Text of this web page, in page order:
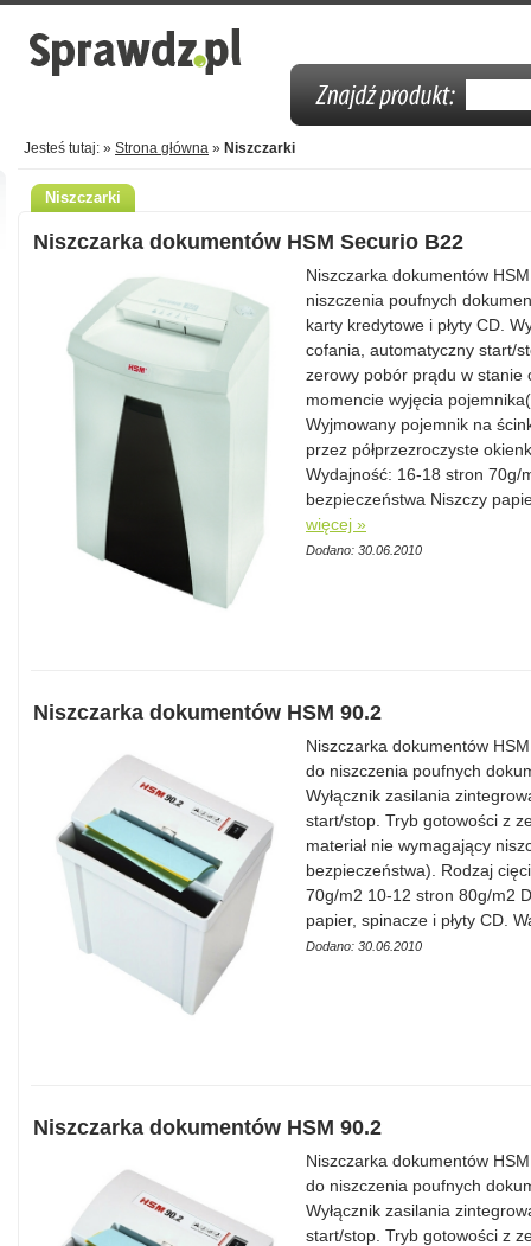
Jesteś tutaj: » Strona główna » Niszczarki
Niszczarki
Niszczarka dokumentów HSM Securio B22
Niszczarka dokumentów
niszczenia poufnych
karty kredytowe i płyty CD.
cofania, automatyczny start/
zerowy pobór prądu w stanie
momencie wyjęcia
Wyjmowany pojemnik na
przez półprzezroczyste
Wydajność: 16-18 stron 70g/
bezpieczeństwa Niszczy
więcej »
Dodano: 30.06.2010
Niszczarka dokumentów HSM 90.2
Niszczarka dokumentów
do niszczenia poufnych
Wyłącznik zasilania
start/stop. Tryb gotowości z
materiał nie wymagający
bezpieczeństwa). Rodzaj
70g/m2 10-12 stron 80g/m2
papier, spinacze i płyty CD.
Dodano: 30.06.2010
Niszczarka dokumentów HSM 90.2
Niszczarka dokumentów
do niszczenia poufnych
Wyłącznik zasilania
start/stop. Tryb gotowości z